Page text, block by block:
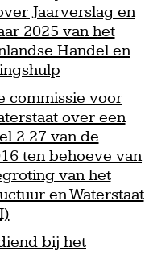
Jaarverslag en
2025 van het
Handel en
commissie voor
over een
2.27 van de
ten behoeve van
van het
en Waterstaat
bij het